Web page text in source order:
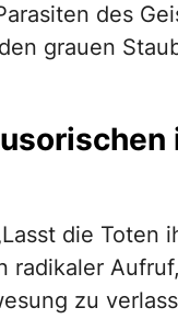
des
grauen
die Toten
radikaler
zu